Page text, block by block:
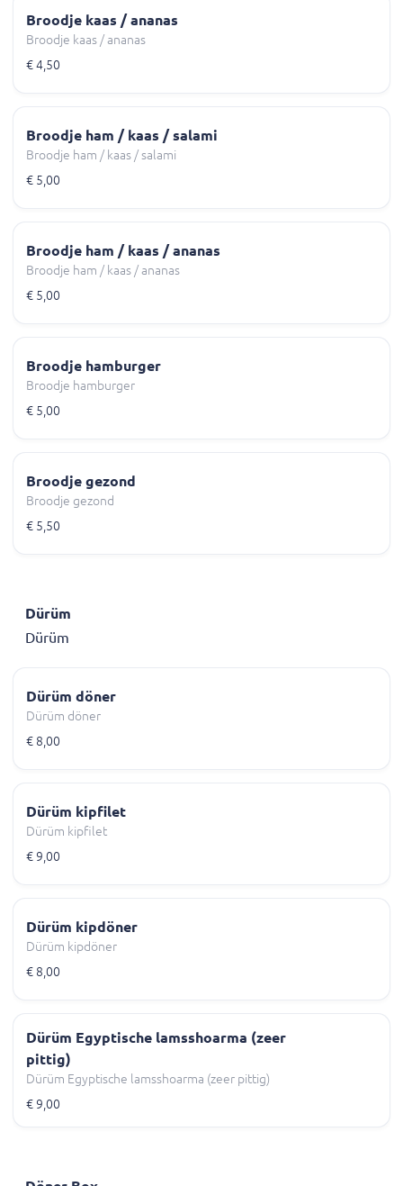
Broodje kaas / ananas
Broodje kaas / ananas
€ 4,50
Broodje ham / kaas / salami
Broodje ham / kaas / salami
€ 5,00
Broodje ham / kaas / ananas
Broodje ham / kaas / ananas
€ 5,00
Broodje hamburger
Broodje hamburger
€ 5,00
Broodje gezond
Broodje gezond
€ 5,50
Dürüm
Dürüm
Dürüm döner
Dürüm döner
€ 8,00
Dürüm kipfilet
Dürüm kipfilet
€ 9,00
Dürüm kipdöner
Dürüm kipdöner
€ 8,00
Dürüm Egyptische lamsshoarma (zeer
pittig)
Dürüm Egyptische lamsshoarma (zeer pittig)
€ 9,00